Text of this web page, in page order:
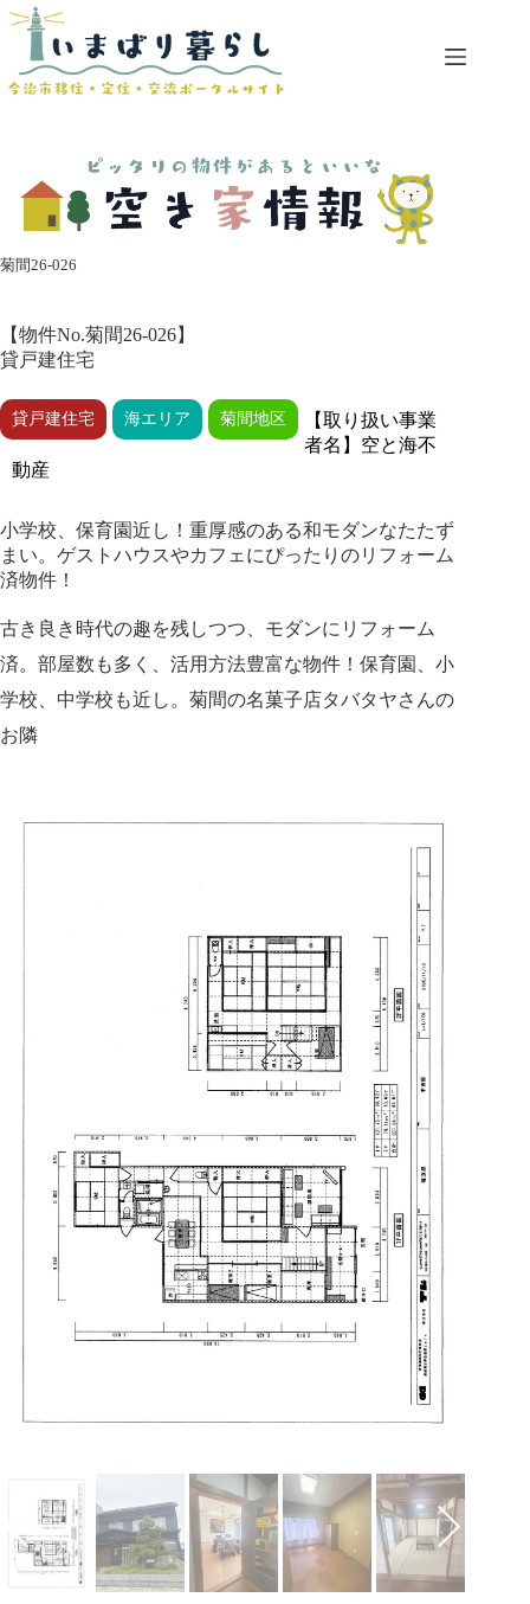
コ
ン
菊間26-026
【物件No.菊間26-026】
貸戸建住宅
貸戸建住宅 海エリア 菊間地区
【取り扱い事業
者名】空と海不
動産
小学校、保育園近し！重厚感のある和モダンなたたず
まい。ゲストハウスやカフェにぴったりのリフォーム
済物件！
古き良き時代の趣を残しつつ、モダンにリフォーム
済。部屋数も多く、活用方法豊富な物件！保育園、小
学校、中学校も近し。菊間の名菓子店タバタヤさんの
お隣